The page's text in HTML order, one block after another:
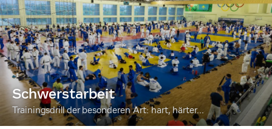
Schwerstarbeit
Trainingsdrill der besonderen Art: hart, härter...